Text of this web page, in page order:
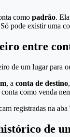
como padrão.
pode existir uma
entre
de um lugar
, a conta de destino
conta como venda
registradas na aba
de